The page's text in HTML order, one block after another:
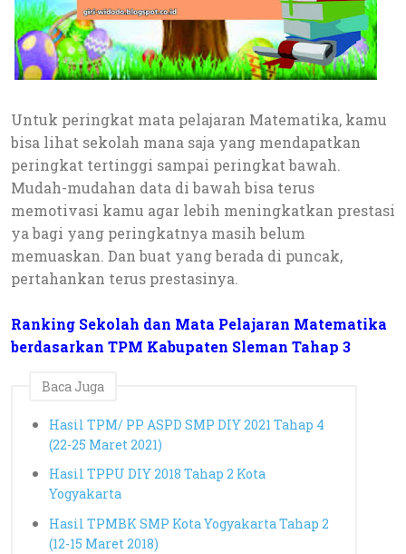
Untuk peringkat mata pelajaran Matematika, kamu
bisa lihat sekolah mana saja yang mendapatkan
peringkat tertinggi sampai peringkat bawah.
Mudah-mudahan data di bawah bisa terus
memotivasi kamu agar lebih meningkatkan prestasi
ya bagi yang peringkatnya masih belum
memuaskan. Dan buat yang berada di puncak,
pertahankan terus prestasinya.
Ranking Sekolah dan Mata Pelajaran Matematika
berdasarkan TPM Kabupaten Sleman Tahap 3
Baca Juga
Hasil TPM/ PP ASPD SMP DIY 2021 Tahap 4
(22-25 Maret 2021)
Hasil TPPU DIY 2018 Tahap 2 Kota
Yogyakarta
Hasil TPMBK SMP Kota Yogyakarta Tahap 2
(12-15 Maret 2018)